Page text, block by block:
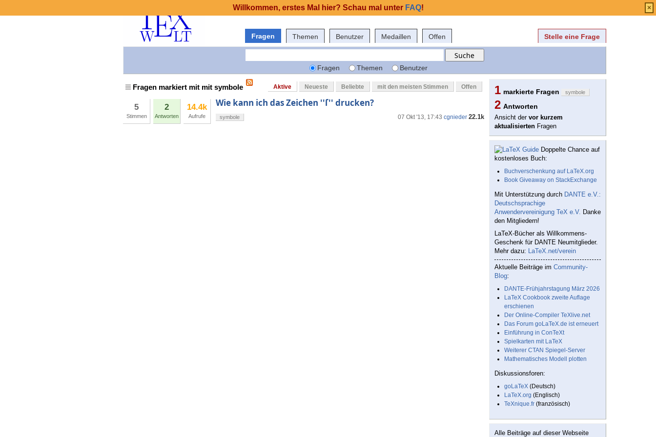
Fragen Themen Benutzer Medaillen Offen Stelle eine Frage
Fragen Themen Benutzer
Fragen markiert mit mit symbole Aktive Neueste Beliebte mit den meisten Stimmen Offen
5
Stimmen
2
Antworten
14.4k
Aufrufe
Wie kann ich das Zeichen ''ſ'' drucken?
07 Okt '13, 17:43 cgnieder 22.1k
symbole
1 markierte Fragen symbole
2 Antworten
Ansicht der vor kurzem
aktualisierten Fragen
Doppelte Chance auf
kostenloses Buch:
Buchverschenkung auf LaTeX.org
Book Giveaway on StackExchange
Mit Unterstützung durch DANTE e.V.:
Deutschsprachige
Anwendervereinigung TeX e.V. Danke
den Mitgliedern!
LaTeX-Bücher als Willkommens-
Geschenk für DANTE Neumitglieder.
Mehr dazu: LaTeX.net/verein
Aktuelle Beiträge im Community-
Blog:
DANTE-Frühjahrstagung März 2026
LaTeX Cookbook zweite Auflage
erschienen
Der Online-Compiler TeXlive.net
Das Forum goLaTeX.de ist erneuert
Einführung in ConTeXt
Spielkarten mit LaTeX
Weiterer CTAN Spiegel-Server
Mathematisches Modell plotten
Diskussionsforen:
goLaTeX (Deutsch)
LaTeX.org (Englisch)
TeXnique.fr (französisch)
Alle Beiträge auf dieser Webseite
Willkommen, erstes Mal hier? Schau mal unter FAQ! ×